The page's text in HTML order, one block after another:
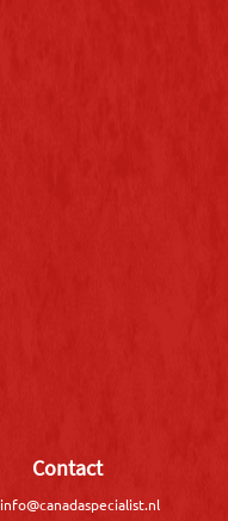
Contact
info@canadaspecialist.nl